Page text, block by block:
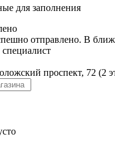
для заполнения
отправлено. В
проспект, 72 (2